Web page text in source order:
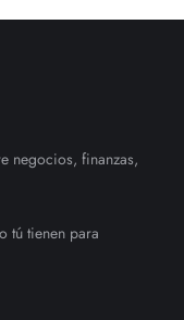
negocios, finanzas,
tú tienen para